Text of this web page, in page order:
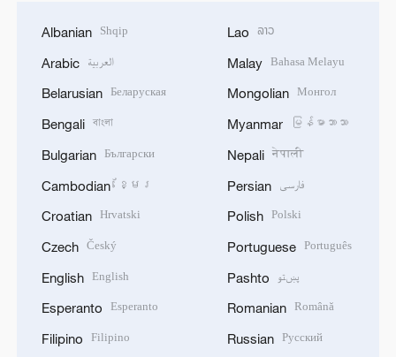
Albanian Shqip
Arabic العربية
Belarusian Беларуская
Bengali বাংলা
Bulgarian Български
Cambodian ខ្មែរ
Croatian Hrvatski
Czech Český
English English
Esperanto Esperanto
Filipino Filipino
Lao ລາວ
Malay Bahasa Melayu
Mongolian Монгол
Myanmar မြန်မာဘာသာ
Nepali नेपाली
Persian فارسی
Polish Polski
Portuguese Português
Pashto پښتو
Romanian Română
Russian Русский